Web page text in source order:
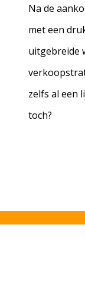
Na de
met een
uitgebreide
zelfs al een
toch?